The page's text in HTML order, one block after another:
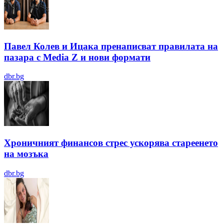
Павел Колев и Ицака пренаписват правилата на
пазара с Media Z и нови формати
dbr.bg
Хроничният финансов стрес ускорява стареенето
на мозъка
dbr.bg